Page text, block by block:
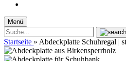
Menü
Startseite » Abdeckplatte Schuhregal |